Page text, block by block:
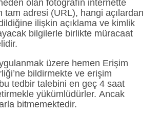
olan fotoğrafın internette
tam adresi (URL), hangi açılardan
ilişkin açıklama ve kimlik
bilgilerle birlikte müracaat
üzere hemen Erişim
bildirmekte ve erişim
tedbir talebini en geç 4 saat
yükümlüdürler. Ancak
bitmemektedir.